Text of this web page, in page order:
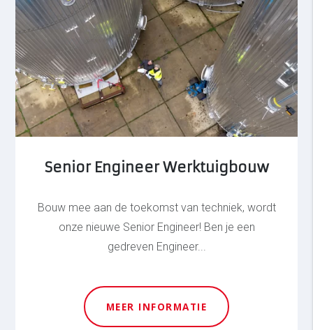
Senior Engineer Werktuigbouw
Bouw mee aan de toekomst van techniek, wordt
onze nieuwe Senior Engineer! Ben je een
gedreven Engineer...
MEER INFORMATIE